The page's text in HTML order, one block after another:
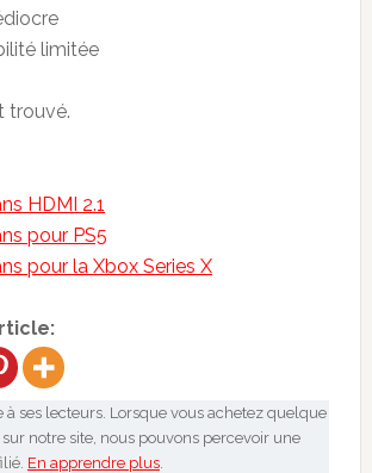
limitée
trouvé.
HDMI 2.1
pour PS5
pour la Xbox Series X
à ses lecteurs. Lorsque vous achetez quelque
notre site, nous pouvons percevoir une
En apprendre plus.